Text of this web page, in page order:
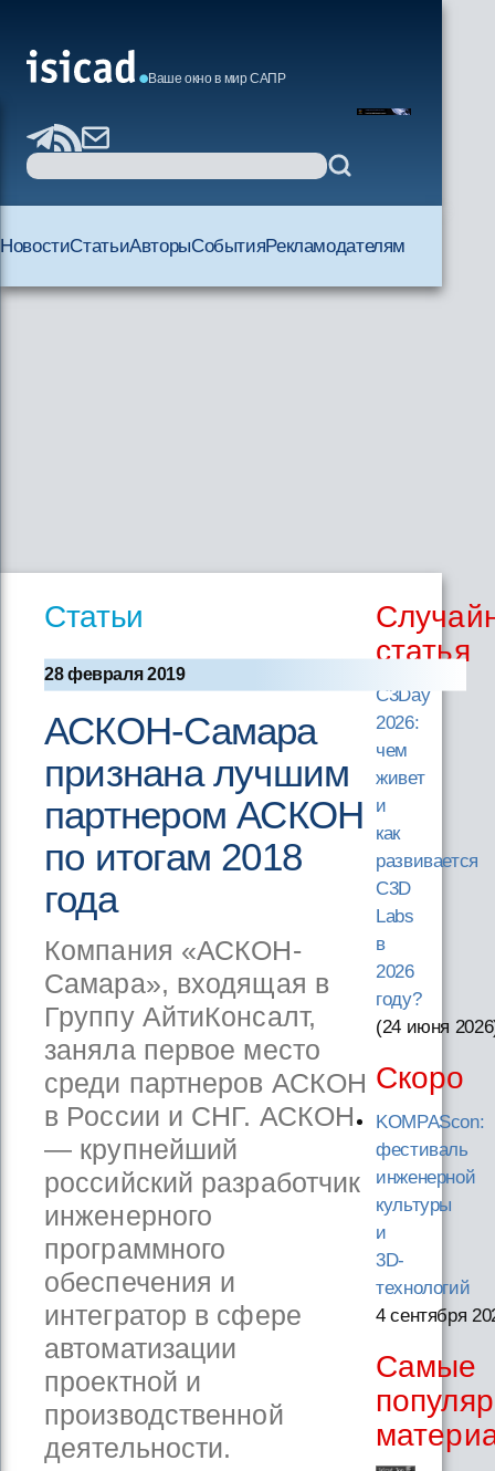
Ваше окно в мир САПР
НовостиСтатьиАвторыСобытияРекламодателям
Статьи
28 февраля 2019
АСКОН-Самара
признана лучшим
партнером АСКОН
по итогам 2018
года
Компания «АСКОН-
Самара», входящая в
Группу АйтиКонсалт,
заняла первое место
среди партнеров АСКОН
в России и СНГ. АСКОН
— крупнейший
российский разработчик
инженерного
программного
обеспечения и
интегратор в сфере
автоматизации
проектной и
производственной
деятельности.
статья
C3Day
2026:
чем
живет
и
как
развивается
C3D
Labs
в
2026
году?
(24 июня 2026
Скоро
KOMPAScon:
фестиваль
инженерной
культуры
и
3D-
технологий
4 сентября
Самые